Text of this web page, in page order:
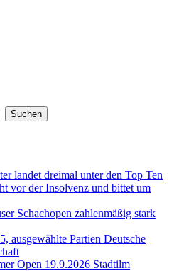
Suchen
landet dreimal unter den Top Ten
vor der Insolvenz und bittet um
Schachopen zahlenmäßig stark
ausgewählte Partien Deutsche
Open 19.9.2026 Stadtilm